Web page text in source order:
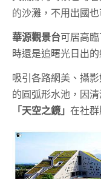
的沙灘，不用出國
華源觀景台可居高
時還是追曙光日出的
吸引各路網美、攝
的圓弧形水池，因
「天空之鏡」 在社群